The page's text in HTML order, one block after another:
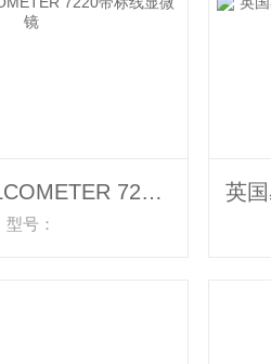
英国易高ELCOMETER 7220带标线显微镜
型号：